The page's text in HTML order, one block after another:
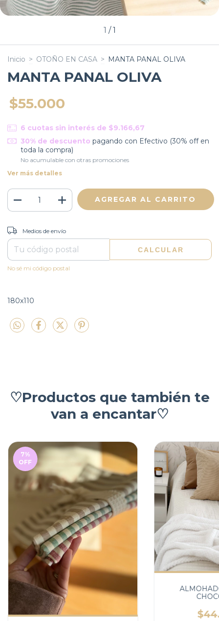
1 /1
Inicio > OTOÑO EN CASA > MANTA PANAL OLIVA
MANTA PANAL OLIVA
$55.000
6 cuotas sin interés de $9.166,67
30% de descuento pagando con Efectivo (30% off en
toda la compra)
No acumulable con otras promociones
Ver más detalles
Entregas para el CP:
Medios de envío
CALCULAR
No sé mi código postal
180x110
♡Productos que también te
van a encantar♡
7%
OFF